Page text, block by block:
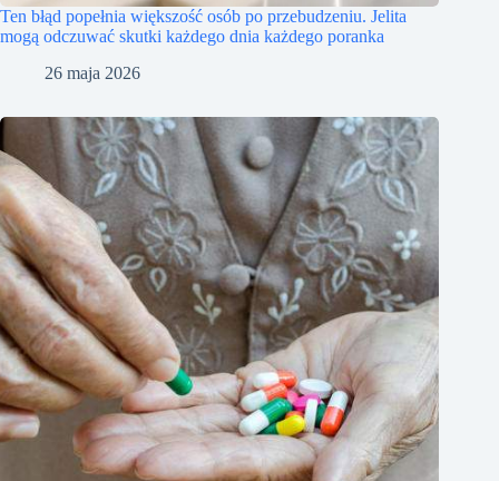
Ten błąd popełnia większość osób po przebudzeniu. Jelita
mogą odczuwać skutki każdego dnia każdego poranka
26 maja 2026